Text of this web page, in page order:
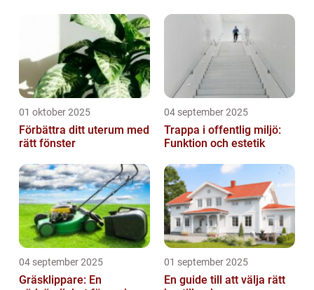
nyproduktion
01 oktober 2025
Förbättra ditt uterum med
rätt fönster
04 september 2025
Trappa i offentlig miljö:
Funktion och estetik
04 september 2025
Gräsklippare: En
01 september 2025
En guide till att välja rätt